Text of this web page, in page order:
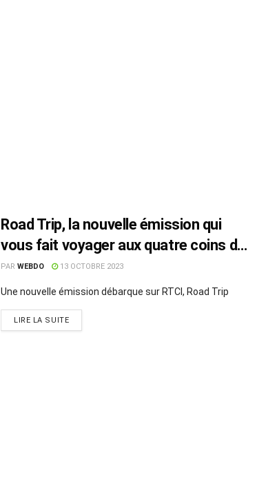
Road Trip, la nouvelle émission qui
vous fait voyager aux quatre coins du
monde !
PAR WEBDO 13 OCTOBRE 2023
Une nouvelle émission débarque sur RTCI, Road Trip
LIRE LA SUITE